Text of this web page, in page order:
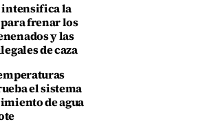
intensifica la
frenar los
y las
de caza
el sistema
de agua